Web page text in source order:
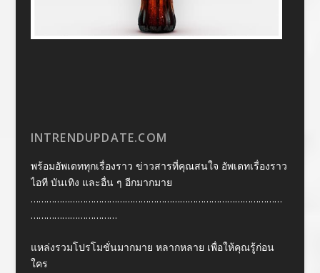
INTRENDUPDATE.COM
พร้อมอัพเดททุกเรื่องราว ข่าวสารที่คุณสนใจ อัพเดทเรื่องราว
ไอที บันเทิง และอื่น ๆ อีกมากมาย
……………………………………………………………………………………
……………………………
แหล่งรวมโปรโมชั่นมากมาย หลากหลาย เพื่อให้คุณรู้ก่อน
ใคร